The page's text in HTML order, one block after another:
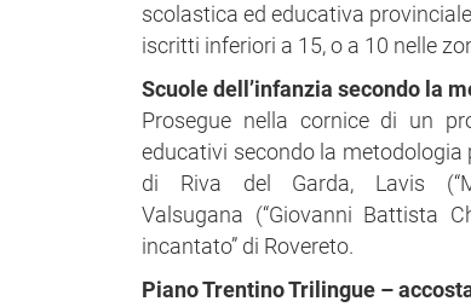
scolastica ed educativa
iscritti inferiori a 15, o a 10 nelle
Scuole dell’infanzia secondo la
Prosegue nella cornice di un
educativi secondo la metodologia
di Riva del Garda, Lavis
Valsugana (“Giovanni Battista
incantato” di Rovereto.
Piano Trentino Trilingue –